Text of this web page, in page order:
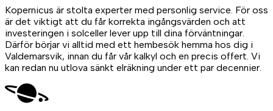
Kopernicus är stolta experter med personlig service. För oss
är det viktigt att du får korrekta ingångsvärden och att
investeringen i solceller lever upp till dina förväntningar.
Därför börjar vi alltid med ett hembesök hemma hos dig i
Valdemarsvik, innan du får vår kalkyl och en precis offert. Vi
kan redan nu utlova sänkt elräkning under ett par decennier.